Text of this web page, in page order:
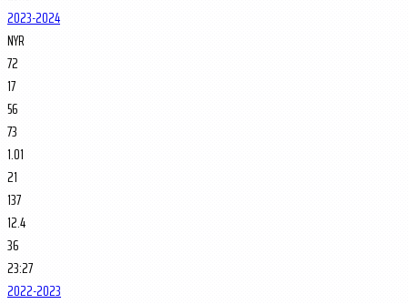
2023-2024
NYR
72
17
56
73
1.01
21
137
12.4
36
23:27
2022-2023